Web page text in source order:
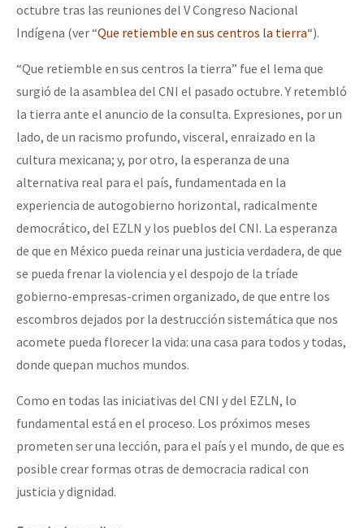
octubre tras las reuniones del V Congreso Nacional
Indígena (ver “Que retiemble en sus centros la tierra“).
“Que retiemble en sus centros la tierra” fue el lema que
surgió de la asamblea del CNI el pasado octubre. Y retembló
la tierra ante el anuncio de la consulta. Expresiones, por un
lado, de un racismo profundo, visceral, enraizado en la
cultura mexicana; y, por otro, la esperanza de una
alternativa real para el país, fundamentada en la
experiencia de autogobierno horizontal, radicalmente
democrático, del EZLN y los pueblos del CNI. La esperanza
de que en México pueda reinar una justicia verdadera, de que
se pueda frenar la violencia y el despojo de la tríade
gobierno-empresas-crimen organizado, de que entre los
escombros dejados por la destrucción sistemática que nos
acomete pueda florecer la vida: una casa para todos y todas,
donde quepan muchos mundos.
Como en todas las iniciativas del CNI y del EZLN, lo
fundamental está en el proceso. Los próximos meses
prometen ser una lección, para el país y el mundo, de que es
posible crear formas otras de democracia radical con
justicia y dignidad.